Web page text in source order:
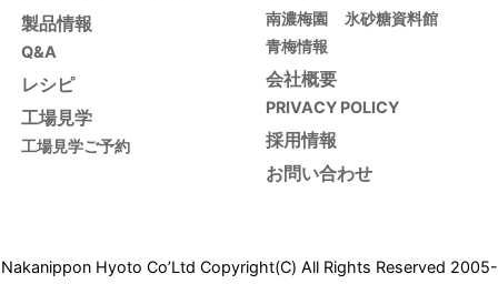
製品情報
Q&A
レシピ
工場見学
工場見学ご予約
南濃梅園
氷砂糖資料館
青梅情報
会社概要
PRIVACY POLICY
採用情報
お問い合わせ
Nakanippon Hyoto Co’Ltd Copyright(C) All Rights Reserved 2005-